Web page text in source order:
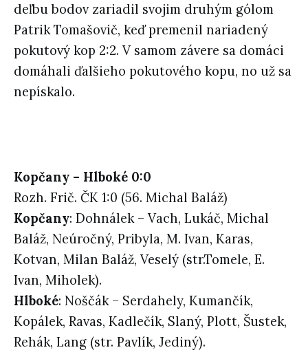
deľbu bodov zariadil svojim druhým gólom
Patrik Tomašovič, keď premenil nariadený
pokutový kop 2:2. V samom závere sa domáci
domáhali ďalšieho pokutového kopu, no už sa
nepískalo.
Kopčany – Hlboké 0:0
Rozh. Frič. ČK 1:0 (56. Michal Baláž)
Kopčany: Dohnálek – Vach, Lukáč, Michal
Baláž, Neúročný, Pribyla, M. Ivan, Karas,
Kotvan, Milan Baláž, Veselý (str.Tomele, E.
Ivan, Miholek).
Hlboké: Noščák – Serdahely, Kumančík,
Kopálek, Ravas, Kadlečík, Slaný, Plott, Šustek,
Rehák, Lang (str. Pavlík, Jediný).